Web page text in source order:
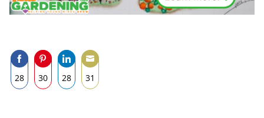
28 30 28 31